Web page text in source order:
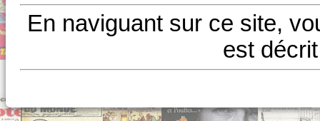
En naviguant sur ce site,
est